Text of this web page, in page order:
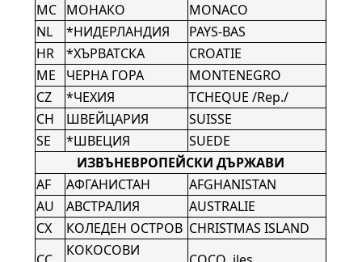
MC МОНАКО
MONACO
NL
*НИДЕРЛАНДИЯ
PAYS-BAS
HR
*ХЪРВАТСКА
CROATIE
ME
ЧЕРНА ГОРА
MONTENEGRO
CZ
*ЧЕХИЯ
TCHEQUE /Rep./
CH
ШВЕЙЦАРИЯ
SUISSE
SE
*ШВЕЦИЯ
SUEDE
ИЗВЪНЕВРОПЕЙСКИ ДЪРЖАВИ
AF
АФГАНИСТАН
AFGHANISTAN
AU
АВСТРАЛИЯ
AUSTRALIE
CX
КОЛЕДЕН ОСТРОВ CHRISTMAS ISLAND
КОКОСОВИ